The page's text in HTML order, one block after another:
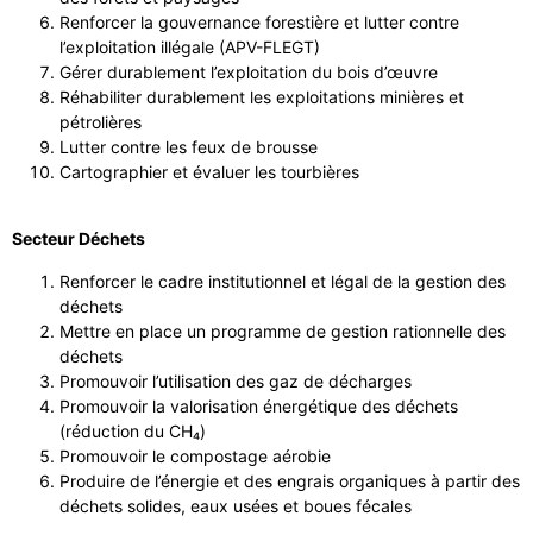
Renforcer la gouvernance forestière et lutter contre
l’exploitation illégale (APV-FLEGT)
Gérer durablement l’exploitation du bois d’œuvre
Réhabiliter durablement les exploitations minières et
pétrolières
Lutter contre les feux de brousse
Cartographier et évaluer les tourbières
Secteur Déchets
Renforcer le cadre institutionnel et légal de la gestion des
déchets
Mettre en place un programme de gestion rationnelle des
déchets
Promouvoir l’utilisation des gaz de décharges
Promouvoir la valorisation énergétique des déchets
(réduction du CH₄)
Promouvoir le compostage aérobie
Produire de l’énergie et des engrais organiques à partir des
déchets solides, eaux usées et boues fécales